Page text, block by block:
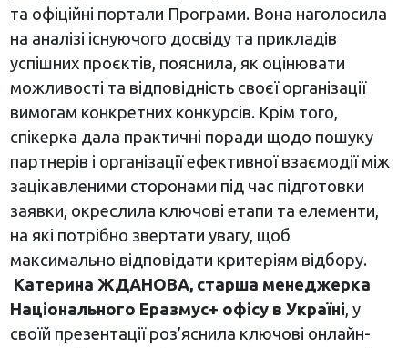
та офіційні портали Програми. Вона наголосила
на аналізі існуючого досвіду та прикладів
успішних проєктів, пояснила, як оцінювати
можливості та відповідність своєї організації
вимогам конкретних конкурсів. Крім того,
спікерка дала практичні поради щодо пошуку
партнерів і організації ефективної взаємодії між
зацікавленими сторонами під час підготовки
заявки, окреслила ключові етапи та елементи,
на які потрібно звертати увагу, щоб
максимально відповідати критеріям відбору.
Катерина ЖДАНОВА, старша менеджерка
Національного Еразмус+ офісу в Україні, у
своїй презентації роз’яснила ключові онлайн-